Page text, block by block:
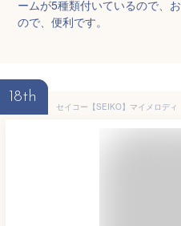
ームが5種類付いているので、
ので、便利です。
18th